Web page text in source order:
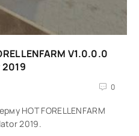
V1.0.0.0
0
HOT FORELLENFARM
2019.